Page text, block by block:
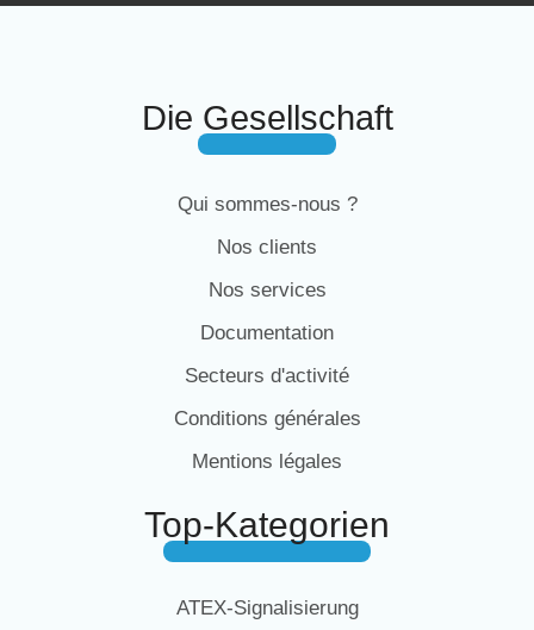
Die Gesellschaft
Qui sommes-nous ?
Nos clients
Nos services
Documentation
Secteurs d'activité
Conditions générales
Mentions légales
Top-Kategorien
ATEX-Signalisierung